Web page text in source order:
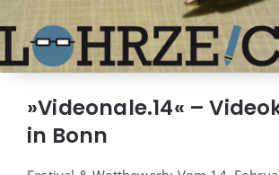
»Videonale.14« –
in Bonn